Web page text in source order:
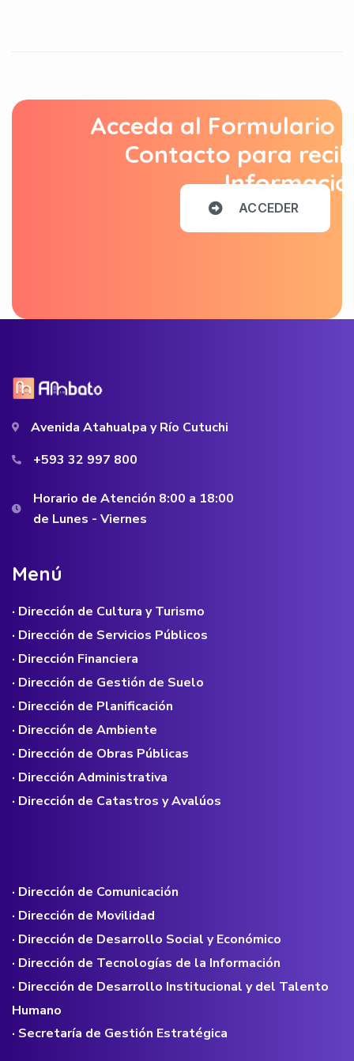
Acceda al Formulario
Contacto para
ACCEDER
Avenida Atahualpa y Río Cutuchi
+593 32 997 800
Horario de Atención 8:00 a 18:00
de Lunes - Viernes
Menú
· Dirección de Cultura y Turismo
· Dirección de Servicios Públicos
· Dirección Financiera
· Dirección de Gestión de Suelo
· Dirección de Planificación
· Dirección de Ambiente
· Dirección de Obras Públicas
· Dirección Administrativa
· Dirección de Catastros y Avalúos
· Dirección de Comunicación
· Dirección de Movilidad
· Dirección de Desarrollo Social y Económico
· Dirección de Tecnologías de la Información
· Dirección de Desarrollo Institucional y del Talento
Humano
· Secretaría de Gestión Estratégica